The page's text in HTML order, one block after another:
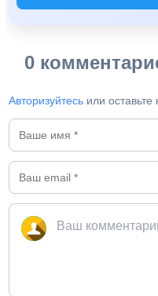
0
Авторизуйтесь или оставьте